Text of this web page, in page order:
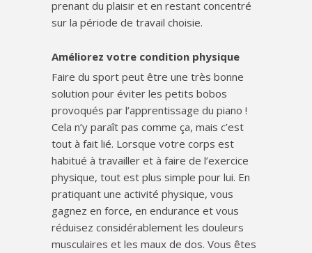
prenant du plaisir et en restant concentré
sur la période de travail choisie.
Améliorez votre condition physique
Faire du sport peut être une très bonne
solution pour éviter les petits bobos
provoqués par l’apprentissage du piano !
Cela n’y paraît pas comme ça, mais c’est
tout à fait lié. Lorsque votre corps est
habitué à travailler et à faire de l’exercice
physique, tout est plus simple pour lui. En
pratiquant une activité physique, vous
gagnez en force, en endurance et vous
réduisez considérablement les douleurs
musculaires et les maux de dos. Vous êtes